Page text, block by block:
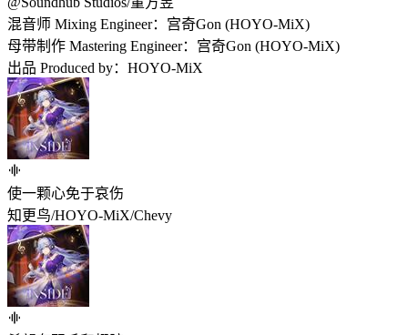
混音师 Mixing Engineer：宫奇Gon (HOYO-MiX)
母带制作 Mastering Engineer：宫奇Gon (HOYO-MiX)
出品 Produced by：HOYO-MiX
使一颗心免于哀伤
知更鸟/HOYO-MiX/Chevy